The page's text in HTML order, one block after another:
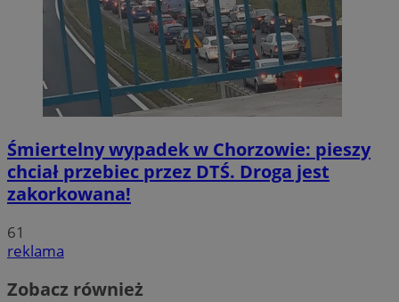
Śmiertelny wypadek w Chorzowie: pieszy
chciał przebiec przez DTŚ. Droga jest
zakorkowana!
61
reklama
Zobacz również